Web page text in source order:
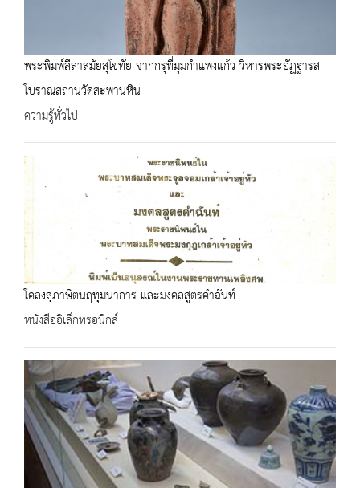
พระพิมพ์ลีลาสมัยสุโขทัย จากกรุที่มุมกำแพงแก้ว วิหารพระอัฏฐารส
โบราณสถานวัดสะพานหิน
ความรู้ทั่วไป
โคลงสุภาษิตนฤทุมนาการ และมงคลสูตรคำฉันท์
หนังสืออิเล็กทรอนิกส์